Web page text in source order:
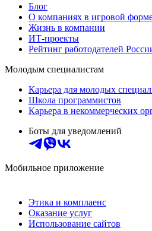
Блог
О компаниях в игровой
Жизнь в компании
ИТ-проекты
Рейтинг работодателей
Молодым специалистам
Карьера для молодых
Школа программистов
Карьера в некоммерческих
Боты для уведомлений
Мобильное приложение
Этика и комплаенс
Оказание услуг
Использование сайтов